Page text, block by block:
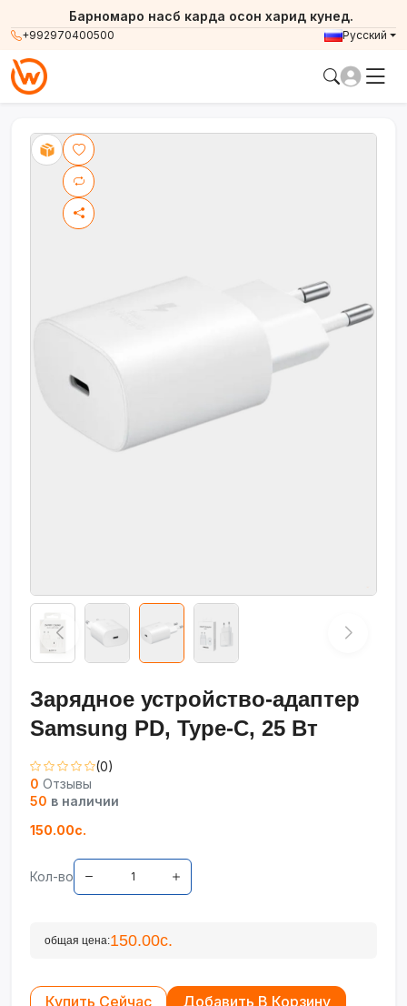
+992970400500
Барномаро насб карда осон харид кунед.
Русский
Зарядное устройство-адаптер
Samsung PD, Type-C, 25 Вт
(0)
0 Отзывы
50 в наличии
150.00с.
Кол-во
общая цена:150.00с.
Купить Сейчас Добавить В Корзину